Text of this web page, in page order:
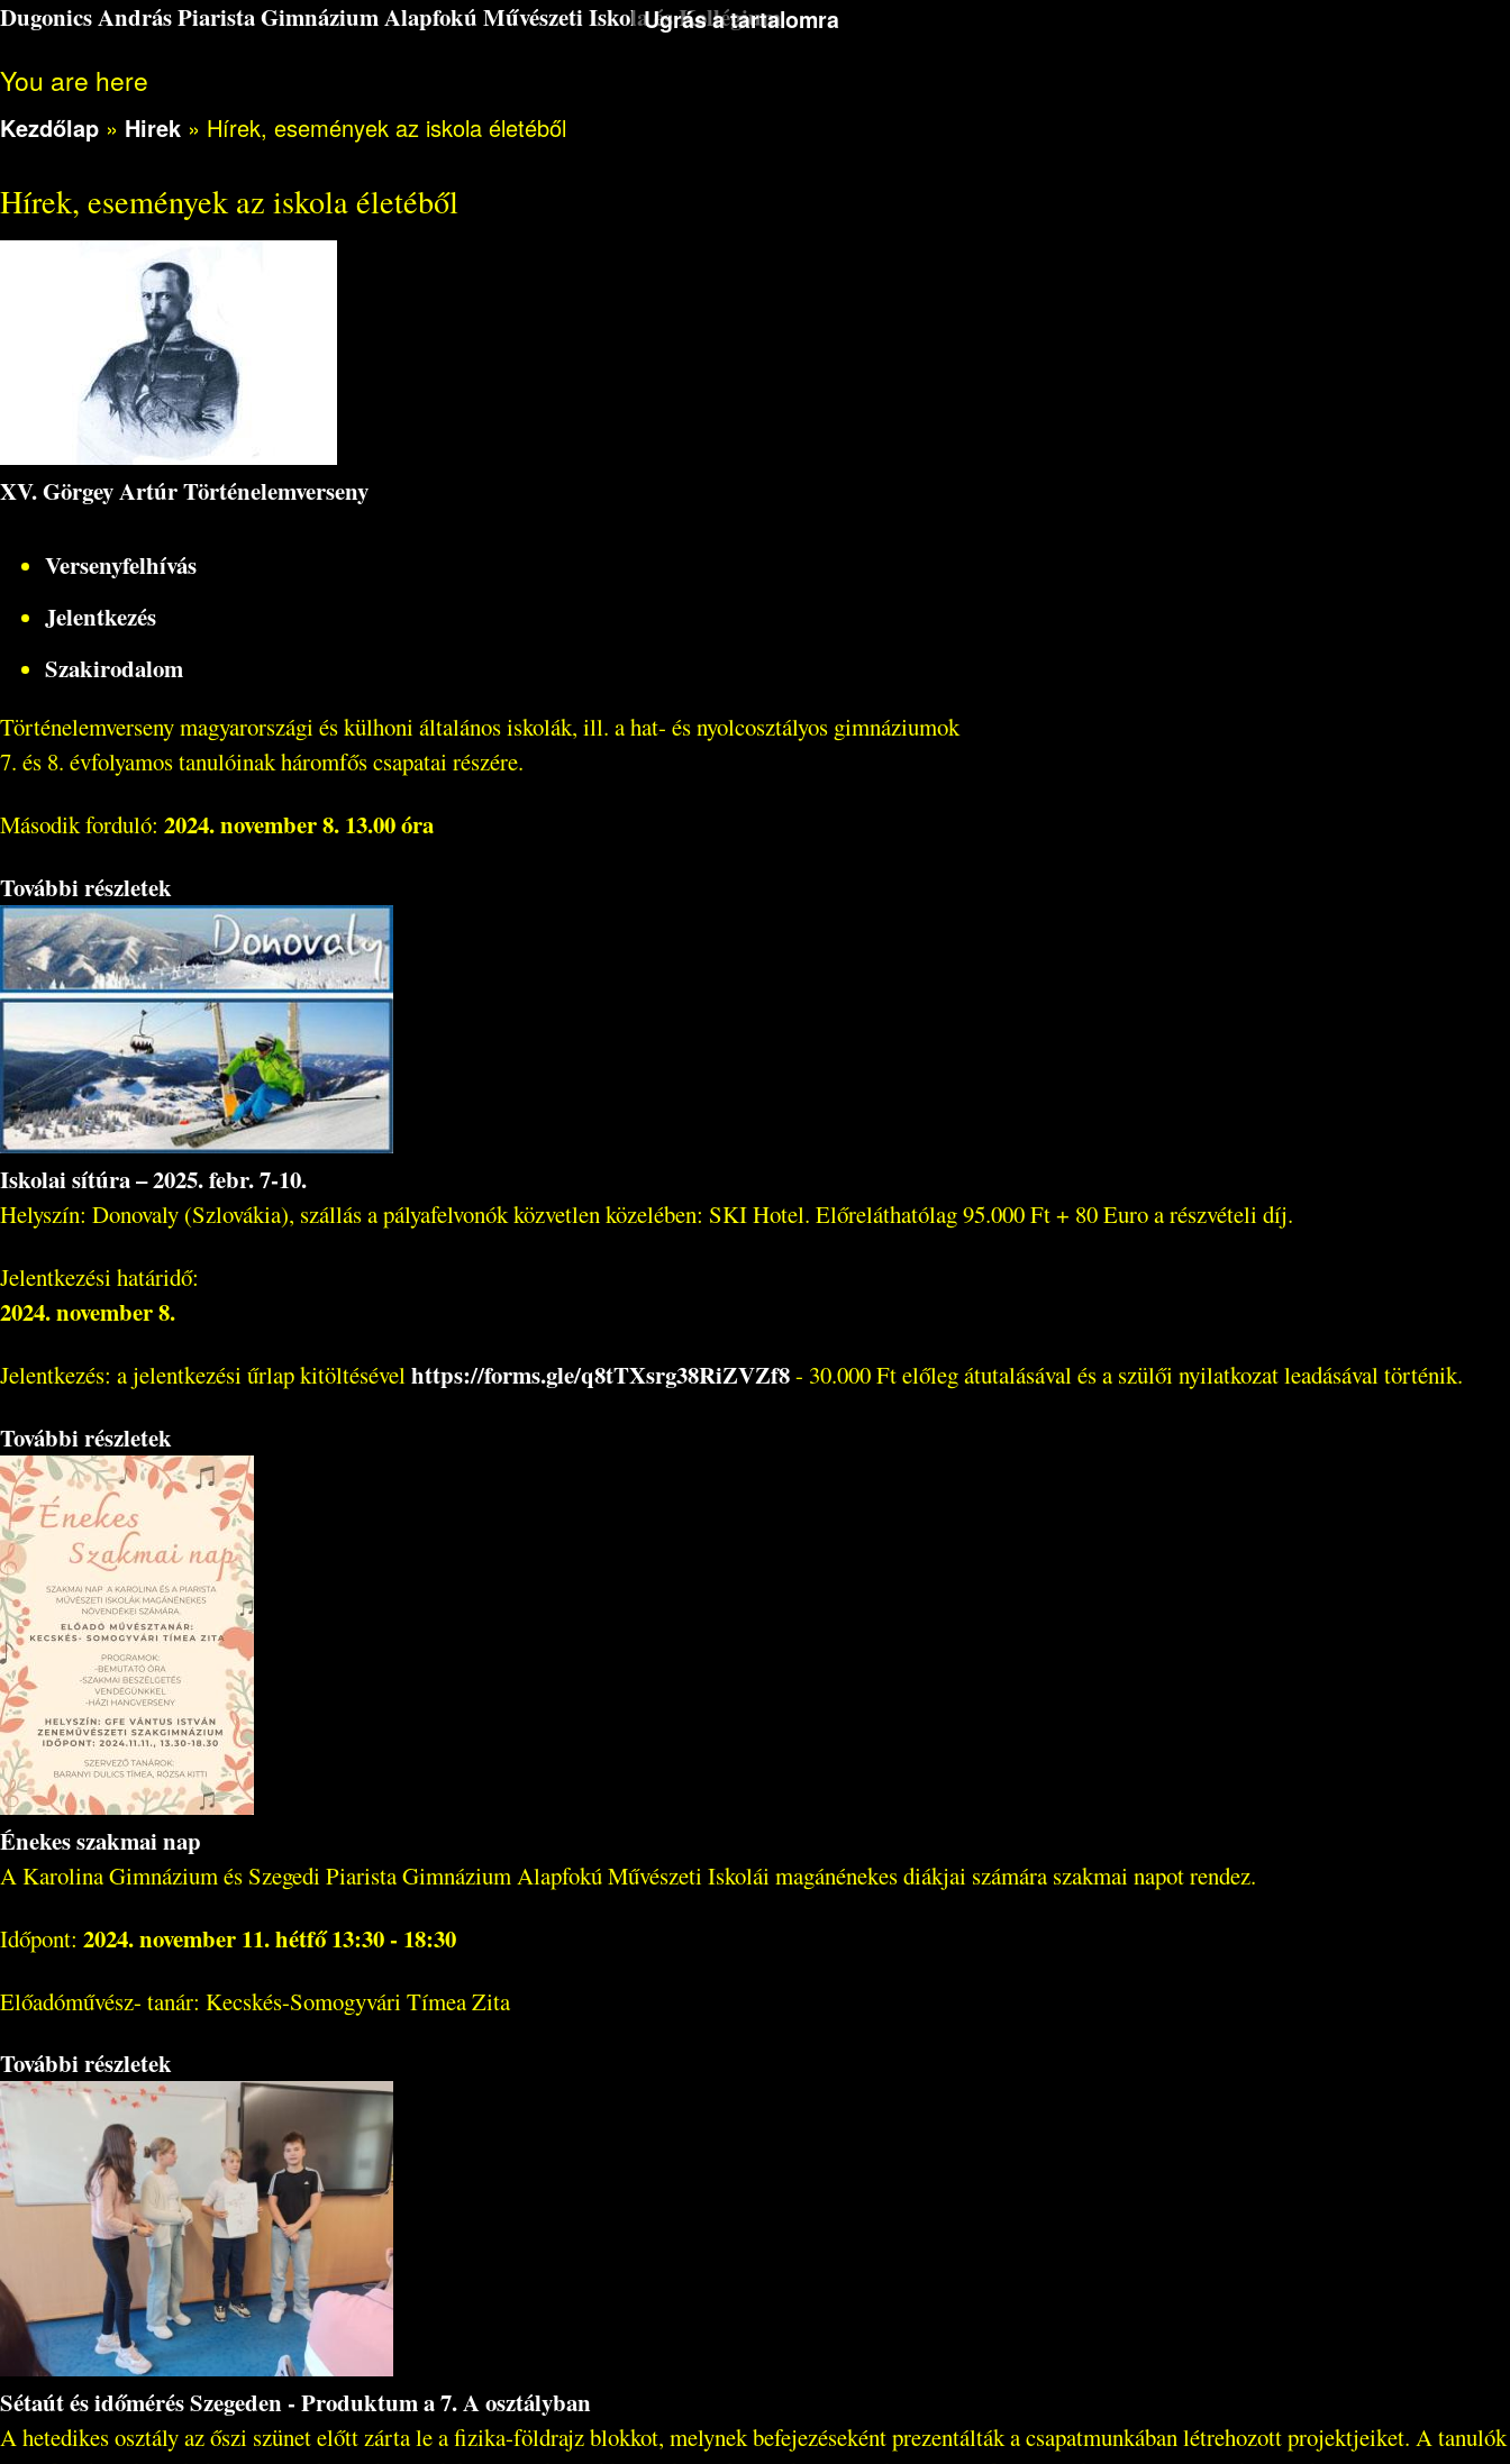
Ugrás a tartalomra
Dugonics András Piarista Gimnázium Alapfokú Művészeti Iskola és Kollégium
You are here
Kezdőlap » Hirek » Hírek, események az iskola életéből
Hírek, események az iskola életéből
XV. Görgey Artúr Történelemverseny
Versenyfelhívás
Jelentkezés
Szakirodalom
Történelemverseny magyarországi és külhoni általános iskolák, ill. a hat- és nyolcosztályos gimnáziumok
7. és 8. évfolyamos tanulóinak háromfős csapatai részére.
Második forduló: 2024. november 8. 13.00 óra
További részletek
Iskolai sítúra – 2025. febr. 7-10.
Helyszín: Donovaly (Szlovákia), szállás a pályafelvonók közvetlen közelében: SKI Hotel. Előreláthatólag 95.000 Ft + 80 Euro a részvételi díj.
Jelentkezési határidő:
2024. november 8.
Jelentkezés: a jelentkezési űrlap kitöltésévelhttps://forms.gle/q8tTXsrg38RiZVZf8- 30.000 Ft előleg átutalásával és a szülői nyilatkozat leadásával történik.
További részletek
Énekes szakmai nap
A Karolina Gimnázium és Szegedi Piarista Gimnázium Alapfokú Művészeti Iskolái magánénekes diákjai számára szakmai napot rendez.
Időpont: 2024. november 11. hétfő 13:30 - 18:30
Előadóművész- tanár: Kecskés-Somogyvári Tímea Zita
További részletek
Sétaút és időmérés Szegeden - Produktum a 7. A osztályban
A hetedikes osztály az őszi szünet előtt zárta le a fizika-földrajz blokkot, melynek befejezéseként prezentálták a csapatmunkában létrehozott projektjeiket. A tanulók